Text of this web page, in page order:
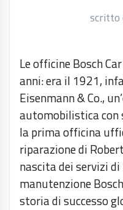
scritto
Le officine Bosch
anni: era il 1921,
Eisenmann & Co.,
automobilistica con
la prima officina
riparazione di
nascita dei servizi
manutenzione
storia di successo